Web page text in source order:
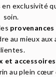
en exclusivité
soin.
au mieux
et accessoires
au plein cœur